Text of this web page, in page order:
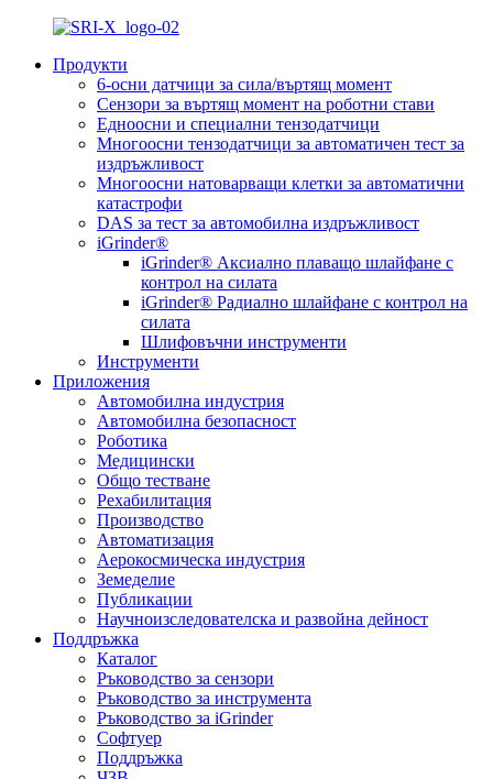
Продукти
6-осни датчици за сила/въртящ момент
Сензори за въртящ момент на роботни стави
Едноосни и специални тензодатчици
Многоосни тензодатчици за автоматичен тест за
издръжливост
Многоосни натоварващи клетки за автоматични
катастрофи
DAS за тест за автомобилна издръжливост
iGrinder®
iGrinder® Аксиално плаващо шлайфане с
контрол на силата
iGrinder® Радиално шлайфане с контрол на
силата
Шлифовъчни инструменти
Инструменти
Приложения
Автомобилна индустрия
Автомобилна безопасност
Роботика
Медицински
Общо тестване
Рехабилитация
Производство
Автоматизация
Аерокосмическа индустрия
Земеделие
Публикации
Научноизследователска и развойна дейност
Поддръжка
Каталог
Ръководство за сензори
Ръководство за инструмента
Ръководство за iGrinder
Софтуер
Поддръжка